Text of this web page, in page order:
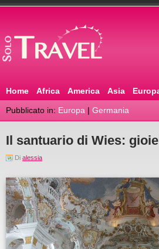
Home Africa America Asia
Pubblicato in: Europa | Germania
Il santuario di Wies:
Di alessia